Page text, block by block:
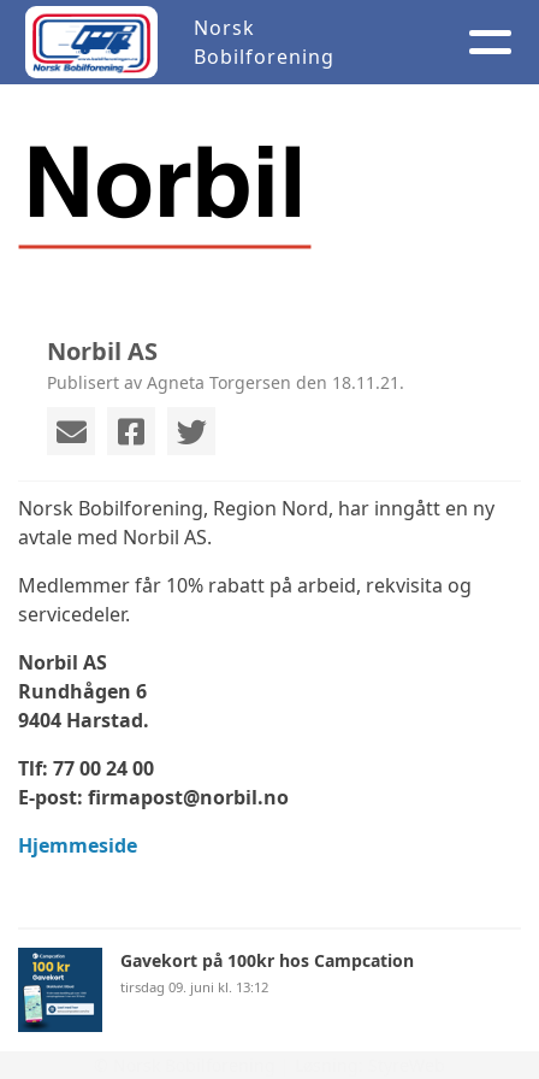
Norsk
Bobilforening
Norbil AS
Publisert av Agneta Torgersen den 18.11.21.
Norsk Bobilforening, Region Nord, har inngått en ny
avtale med Norbil AS.
Medlemmer får 10% rabatt på arbeid, rekvisita og
servicedeler.
Norbil AS
Rundhågen 6
9404 Harstad.
Tlf: 77 00 24 00
E-post: firmapost@norbil.no
Hjemmeside
Gavekort på 100kr hos Campcation
tirsdag 09. juni kl. 13:12